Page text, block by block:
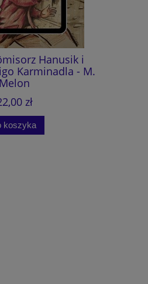
Hanusik i
Karminadla - M.
Melon
zł
koszyka